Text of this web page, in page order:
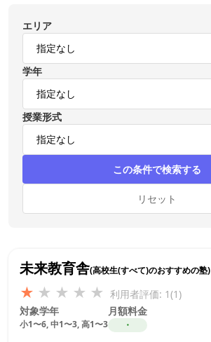
エリア
学年
授業形式
この条件で検索する
リセット
未来教育舎(高校生(すべて)のおすすめの塾)
★ ★ ★ ★ ★ 利用者評価: 1(1)
対象学年
小1〜6, 中1〜3, 高1〜3
月額料金
・